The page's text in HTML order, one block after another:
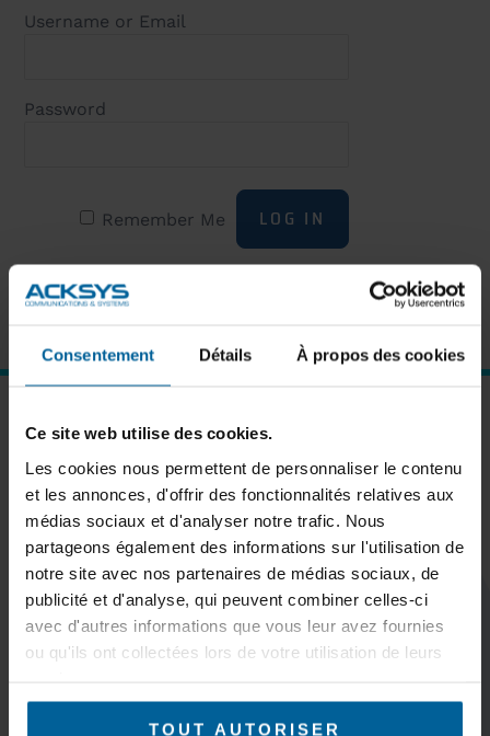
Consentement Détails À propos des cookies
Ce site web utilise des cookies.
Les cookies nous permettent de personnaliser le contenu
et les annonces, d'offrir des fonctionnalités relatives aux
médias sociaux et d'analyser notre trafic. Nous
partageons également des informations sur l'utilisation de
notre site avec nos partenaires de médias sociaux, de
publicité et d'analyse, qui peuvent combiner celles-ci
avec d'autres informations que vous leur avez fournies
ou qu'ils ont collectées lors de votre utilisation de leurs
TOUT AUTORISER
Username or Email
Password
Remember Me
Forgot password?Click here to reset
New User?
Subscribe
KEEP IN TOUCH